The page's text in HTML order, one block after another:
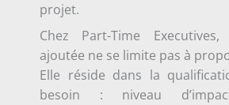
projet.
Chez Part-Time
ajoutée ne se limite pas à
Elle réside dans la
besoin : niveau